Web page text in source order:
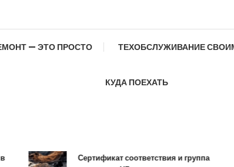
— ЭТО ПРОСТО ТЕХОБСЛУЖИВАНИЕ
КУДА ПОЕХАТЬ
Сертификат соответствия и группа